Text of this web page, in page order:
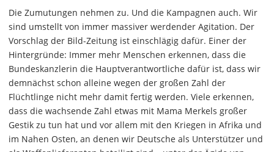
Die Zumutungen nehmen zu. Und die Kampagnen auch. Wir
sind umstellt von immer massiver werdender Agitation. Der
Vorschlag der Bild-Zeitung ist einschlägig dafür. Einer der
Hintergründe: Immer mehr Menschen erkennen, dass die
Bundeskanzlerin die Hauptverantwortliche dafür ist, dass wir
demnächst schon alleine wegen der großen Zahl der
Flüchtlinge nicht mehr damit fertig werden. Viele erkennen,
dass die wachsende Zahl etwas mit Mama Merkels großer
Gestik zu tun hat und vor allem mit den Kriegen in Afrika und
im Nahen Osten, an denen wir Deutsche als Unterstützer und